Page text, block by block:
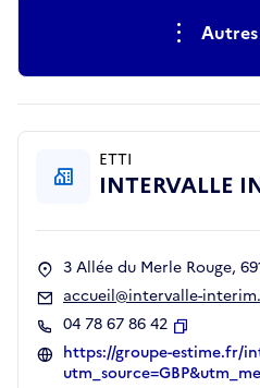
Actions rapides
ETTI
INTERVALLE
3 Allée du Merle Rouge,
accueil@intervalle-
04 78 67 86 42
Copier
https://groupe-estime.fr/